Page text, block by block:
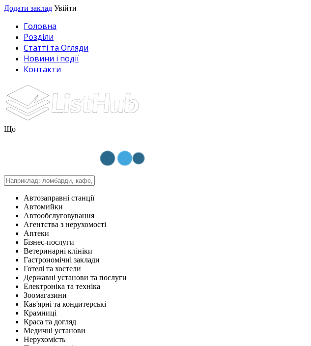
Додати заклад Увійти
Головна
Розділи
Статті та Огляди
Новини і події
Контакти
Що
Автозаправні станції
Автомийки
Автообслуговування
Агентства з нерухомості
Аптеки
Бізнес-послуги
Ветеринарні клініки
Гастрономічні заклади
Готелі та хостели
Державні установи та послуги
Електроніка та техніка
Зоомагазини
Кав'ярні та кондитерські
Крамниці
Краса та догляд
Медичні установи
Нерухомість